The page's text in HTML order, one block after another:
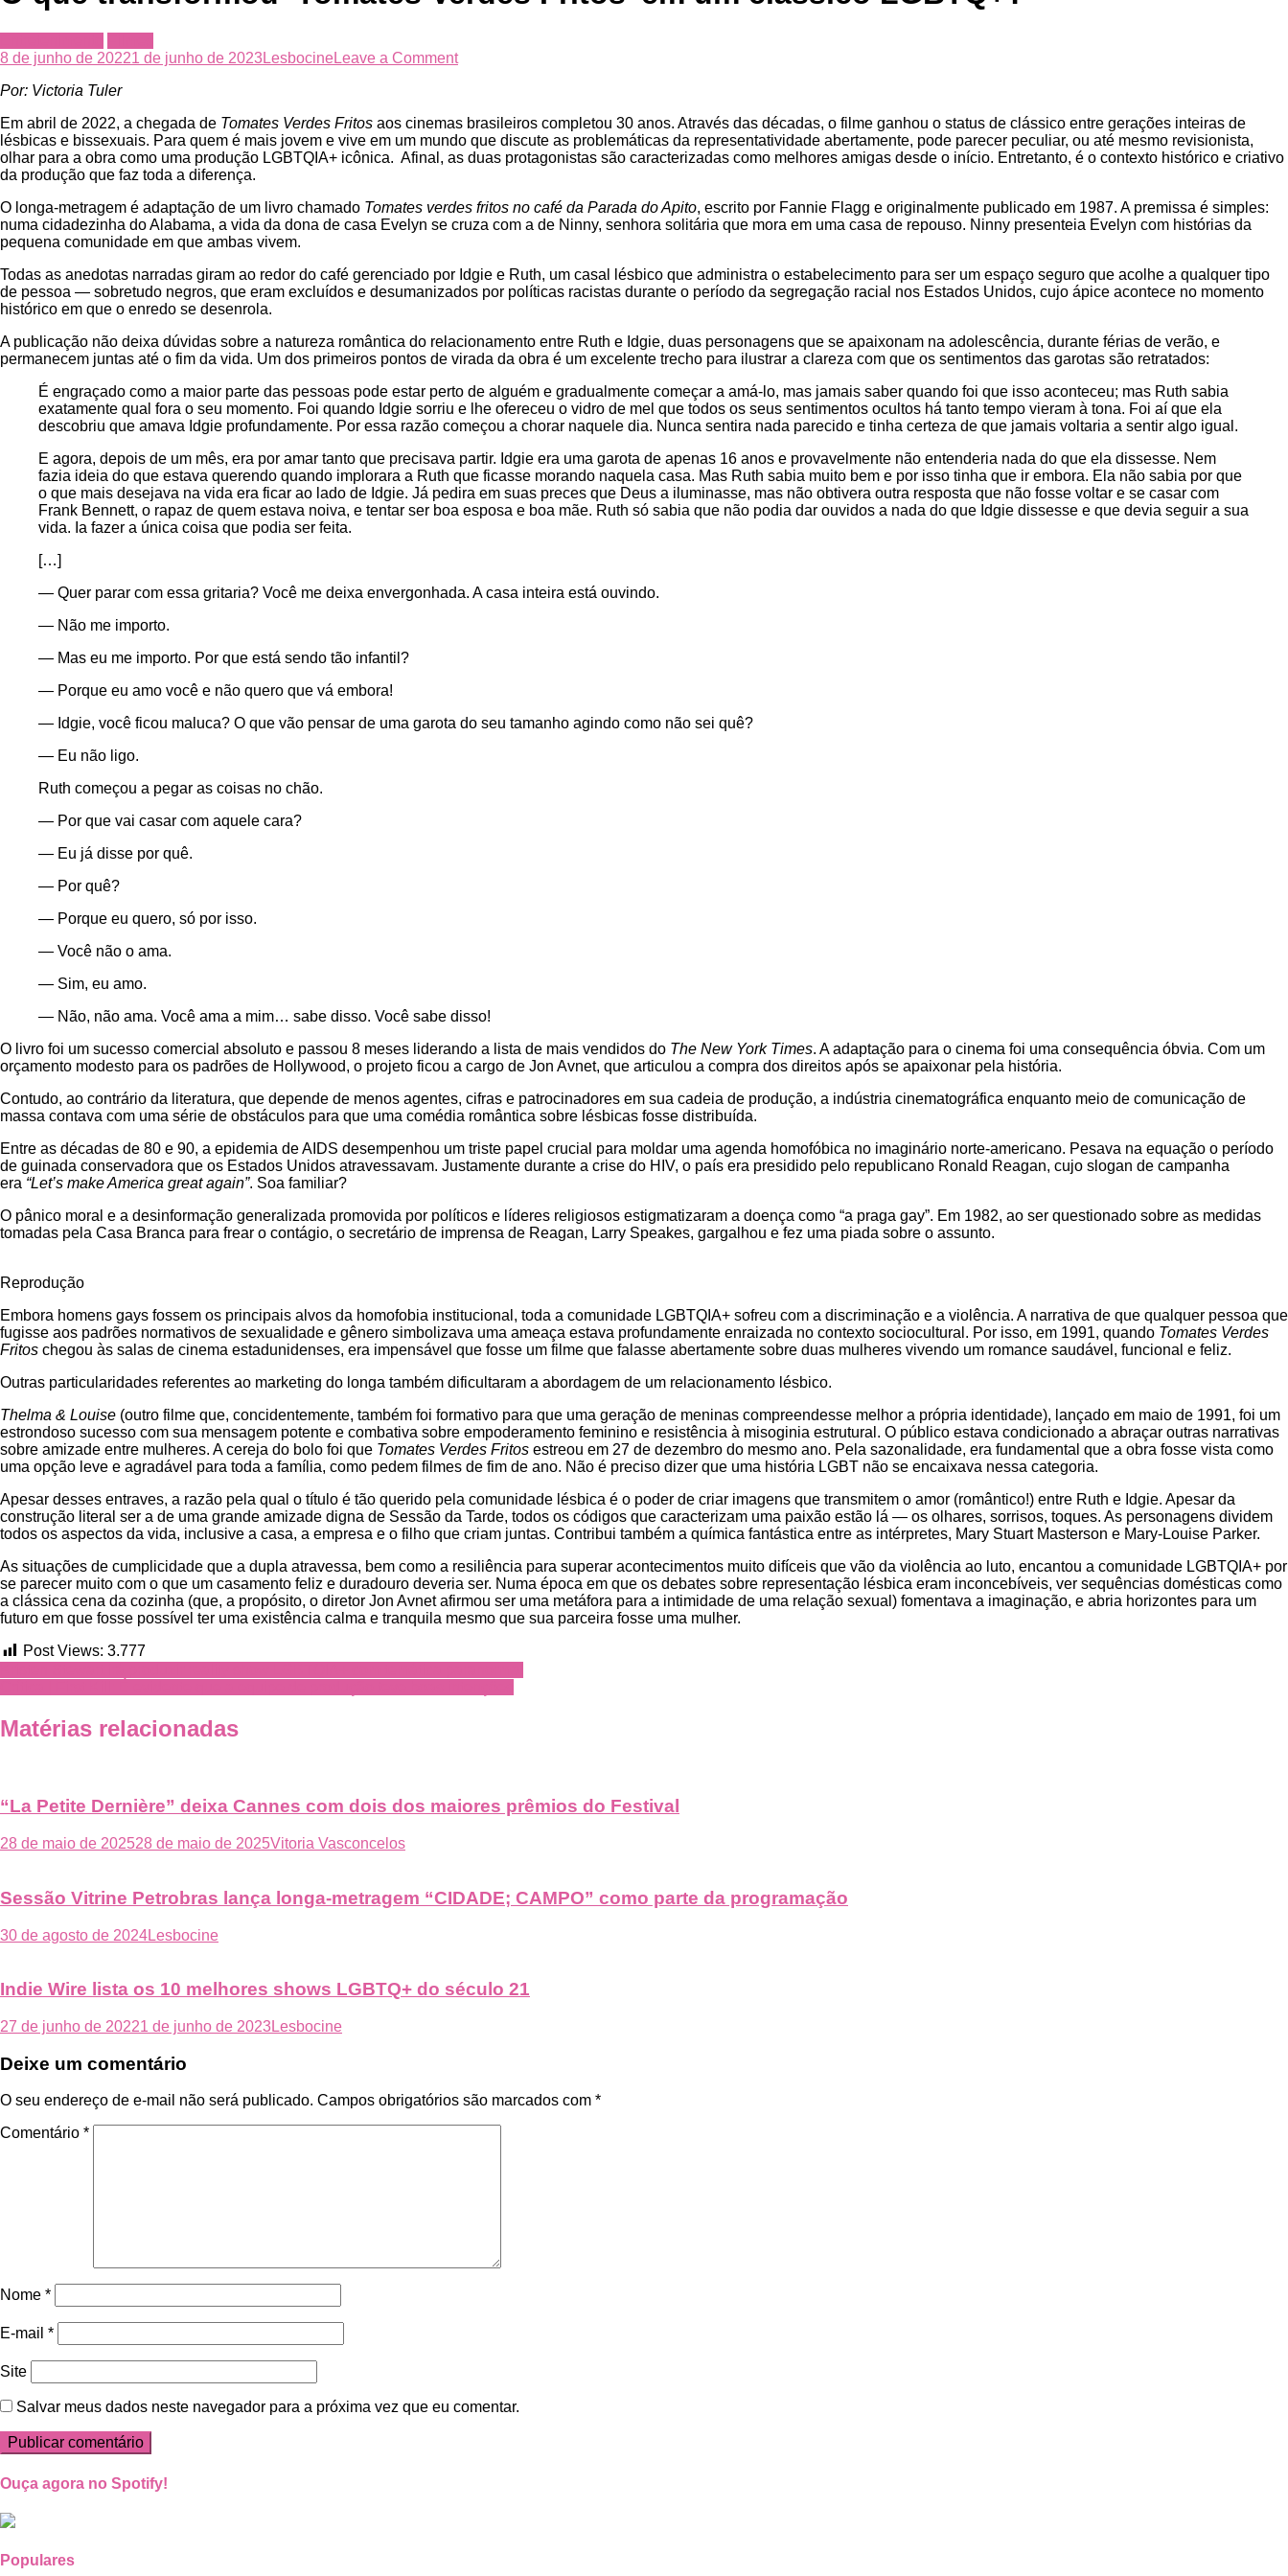
8 de junho de 20221 de junho de 2023LesbocineLeave a Commenton
‘Tomates
Verdes
Fritos’
clássico
LGBTQ+?
Por: Victoria Tuler
Em abril de 2022, a chegada de Tomates Verdes Fritos aos cinemas brasileiros completou 30 anos. Através das décadas, o filme ganhou o status de clássico entre gerações inteiras de
lésbicas e bissexuais. Para quem é mais jovem e vive em um mundo que discute as problemáticas da representatividade abertamente, pode parecer peculiar, ou até mesmo revisionista,
olhar para a obra como uma produção LGBTQIA+ icônica. Afinal, as duas protagonistas são caracterizadas como melhores amigas desde o início. Entretanto, é o contexto histórico e criativo
da produção que faz toda a diferença.
O longa-metragem é adaptação de um livro chamado Tomates verdes fritos no café da Parada do Apito, escrito por Fannie Flagg e originalmente publicado em 1987. A premissa é simples:
numa cidadezinha do Alabama, a vida da dona de casa Evelyn se cruza com a de Ninny, senhora solitária que mora em uma casa de repouso. Ninny presenteia Evelyn com histórias da
pequena comunidade em que ambas vivem.
Todas as anedotas narradas giram ao redor do café gerenciado por Idgie e Ruth, um casal lésbico que administra o estabelecimento para ser um espaço seguro que acolhe a qualquer tipo
de pessoa — sobretudo negros, que eram excluídos e desumanizados por políticas racistas durante o período da segregação racial nos Estados Unidos, cujo ápice acontece no momento
histórico em que o enredo se desenrola.
A publicação não deixa dúvidas sobre a natureza romântica do relacionamento entre Ruth e Idgie, duas personagens que se apaixonam na adolescência, durante férias de verão, e
permanecem juntas até o fim da vida. Um dos primeiros pontos de virada da obra é um excelente trecho para ilustrar a clareza com que os sentimentos das garotas são retratados:
É engraçado como a maior parte das pessoas pode estar perto de alguém e gradualmente começar a amá-lo, mas jamais saber quando foi que isso aconteceu; mas Ruth sabia
exatamente qual fora o seu momento. Foi quando Idgie sorriu e lhe ofereceu o vidro de mel que todos os seus sentimentos ocultos há tanto tempo vieram à tona. Foi aí que ela
descobriu que amava Idgie profundamente. Por essa razão começou a chorar naquele dia. Nunca sentira nada parecido e tinha certeza de que jamais voltaria a sentir algo igual.
E agora, depois de um mês, era por amar tanto que precisava partir. Idgie era uma garota de apenas 16 anos e provavelmente não entenderia nada do que ela dissesse. Nem
fazia ideia do que estava querendo quando implorara a Ruth que ficasse morando naquela casa. Mas Ruth sabia muito bem e por isso tinha que ir embora. Ela não sabia por que
o que mais desejava na vida era ficar ao lado de Idgie. Já pedira em suas preces que Deus a iluminasse, mas não obtivera outra resposta que não fosse voltar e se casar com
Frank Bennett, o rapaz de quem estava noiva, e tentar ser boa esposa e boa mãe. Ruth só sabia que não podia dar ouvidos a nada do que Idgie dissesse e que devia seguir a sua
vida. Ia fazer a única coisa que podia ser feita.
[…]
— Quer parar com essa gritaria? Você me deixa envergonhada. A casa inteira está ouvindo.
— Não me importo.
— Mas eu me importo. Por que está sendo tão infantil?
— Porque eu amo você e não quero que vá embora!
— Idgie, você ficou maluca? O que vão pensar de uma garota do seu tamanho agindo como não sei quê?
— Eu não ligo.
Ruth começou a pegar as coisas no chão.
— Por que vai casar com aquele cara?
— Eu já disse por quê.
— Por quê?
— Porque eu quero, só por isso.
— Você não o ama.
— Sim, eu amo.
— Não, não ama. Você ama a mim… sabe disso. Você sabe disso!
O livro foi um sucesso comercial absoluto e passou 8 meses liderando a lista de mais vendidos do The New York Times. A adaptação para o cinema foi uma consequência óbvia. Com um
orçamento modesto para os padrões de Hollywood, o projeto ficou a cargo de Jon Avnet, que articulou a compra dos direitos após se apaixonar pela história.
Contudo, ao contrário da literatura, que depende de menos agentes, cifras e patrocinadores em sua cadeia de produção, a indústria cinematográfica enquanto meio de comunicação de
massa contava com uma série de obstáculos para que uma comédia romântica sobre lésbicas fosse distribuída.
Entre as décadas de 80 e 90, a epidemia de AIDS desempenhou um triste papel crucial para moldar uma agenda homofóbica no imaginário norte-americano. Pesava na equação o período
de guinada conservadora que os Estados Unidos atravessavam. Justamente durante a crise do HIV, o país era presidido pelo republicano Ronald Reagan, cujo slogan de campanha
era “Let’s make America great again”. Soa familiar?
O pânico moral e a desinformação generalizada promovida por políticos e líderes religiosos estigmatizaram a doença como “a praga gay”. Em 1982, ao ser questionado sobre as medidas
tomadas pela Casa Branca para frear o contágio, o secretário de imprensa de Reagan, Larry Speakes, gargalhou e fez uma piada sobre o assunto.
Reprodução
Embora homens gays fossem os principais alvos da homofobia institucional, toda a comunidade LGBTQIA+ sofreu com a discriminação e a violência. A narrativa de que qualquer pessoa que
fugisse aos padrões normativos de sexualidade e gênero simbolizava uma ameaça estava profundamente enraizada no contexto sociocultural. Por isso, em 1991, quando Tomates Verdes
Fritos chegou às salas de cinema estadunidenses, era impensável que fosse um filme que falasse abertamente sobre duas mulheres vivendo um romance saudável, funcional e feliz.
Outras particularidades referentes ao marketing do longa também dificultaram a abordagem de um relacionamento lésbico.
Thelma & Louise (outro filme que, concidentemente, também foi formativo para que uma geração de meninas compreendesse melhor a própria identidade), lançado em maio de 1991, foi um
estrondoso sucesso com sua mensagem potente e combativa sobre empoderamento feminino e resistência à misoginia estrutural. O público estava condicionado a abraçar outras narrativas
sobre amizade entre mulheres. A cereja do bolo foi que Tomates Verdes Fritos estreou em 27 de dezembro do mesmo ano. Pela sazonalidade, era fundamental que a obra fosse vista como
uma opção leve e agradável para toda a família, como pedem filmes de fim de ano. Não é preciso dizer que uma história LGBT não se encaixava nessa categoria.
Apesar desses entraves, a razão pela qual o título é tão querido pela comunidade lésbica é o poder de criar imagens que transmitem o amor (romântico!) entre Ruth e Idgie. Apesar da
construção literal ser a de uma grande amizade digna de Sessão da Tarde, todos os códigos que caracterizam uma paixão estão lá — os olhares, sorrisos, toques. As personagens dividem
todos os aspectos da vida, inclusive a casa, a empresa e o filho que criam juntas. Contribui também a química fantástica entre as intérpretes, Mary Stuart Masterson e Mary-Louise Parker.
As situações de cumplicidade que a dupla atravessa, bem como a resiliência para superar acontecimentos muito difíceis que vão da violência ao luto, encantou a comunidade LGBTQIA+ por
se parecer muito com o que um casamento feliz e duradouro deveria ser. Numa época em que os debates sobre representação lésbica eram inconcebíveis, ver sequências domésticas como
a clássica cena da cozinha (que, a propósito, o diretor Jon Avnet afirmou ser uma metáfora para a intimidade de uma relação sexual) fomentava a imaginação, e abria horizontes para um
futuro em que fosse possível ter uma existência calma e tranquila mesmo que sua parceira fosse uma mulher.
Post Views: 3.777
Navegação
de
Post
Matérias relacionadas
“La Petite Dernière” deixa Cannes com dois dos maiores prêmios do Festival
28 de maio de 202528 de maio de 2025Vitoria Vasconcelos
Sessão Vitrine Petrobras lança longa-metragem “CIDADE; CAMPO” como parte da programação
30 de agosto de 2024Lesbocine
Indie Wire lista os 10 melhores shows LGBTQ+ do século 21
27 de junho de 20221 de junho de 2023Lesbocine
Deixe um comentário
O seu endereço de e-mail não será publicado. Campos obrigatórios são marcados com *
Comentário *
Nome *
E-mail *
Site
Salvar meus dados neste navegador para a próxima vez que eu comentar.
Ouça agora no Spotify!
Populares